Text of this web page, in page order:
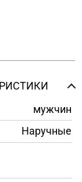
мужчин
Наручные